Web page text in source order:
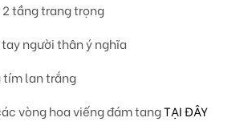
tầng trang trọng
người thân ý nghĩa
tím lan trắng
vòng hoa viếng đám tangTẠI ĐÂY